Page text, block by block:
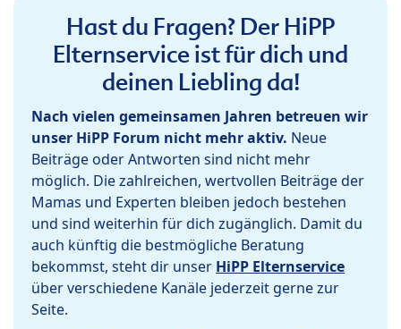
Hast du Fragen? Der HiPP
Elternservice ist für dich und
deinen Liebling da!
Nach vielen gemeinsamen Jahren betreuen wir
unser HiPP Forum nicht mehr aktiv. Neue
Beiträge oder Antworten sind nicht mehr
möglich. Die zahlreichen, wertvollen Beiträge der
Mamas und Experten bleiben jedoch bestehen
und sind weiterhin für dich zugänglich. Damit du
auch künftig die bestmögliche Beratung
bekommst, steht dir unser HiPP Elternservice
über verschiedene Kanäle jederzeit gerne zur
Seite.